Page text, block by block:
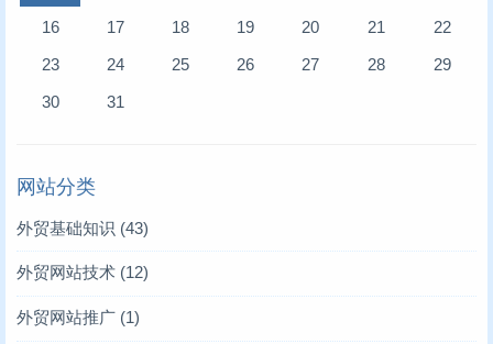
16
17 18 19 20 21
22
23
24 25 26 27 28
29
30
31
网站分类
外贸基础知识 (43)
外贸网站技术 (12)
外贸网站推广 (1)